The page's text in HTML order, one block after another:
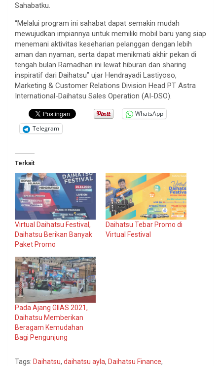
Sahabatku.
“Melalui program ini sahabat dapat semakin mudah
mewujudkan impiannya untuk memiliki mobil baru yang siap
menemani aktivitas keseharian pelanggan dengan lebih
aman dan nyaman, serta dapat menikmati akhir pekan di
tengah bulan Ramadhan ini lewat hiburan dan sharing
inspiratif dari Daihatsu” ujar Hendrayadi Lastiyoso,
Marketing & Customer Relations Division Head PT Astra
International-Daihatsu Sales Operation (AI-DSO).
WhatsApp
Telegram
Terkait
Virtual Daihatsu Festival,
Daihatsu Berikan Banyak
Paket Promo
Daihatsu Tebar Promo di
Virtual Festival
Pada Ajang GIIAS 2021,
Daihatsu Memberikan
Beragam Kemudahan
Bagi Pengunjung
Tags: Daihatsu, daihatsu ayla, Daihatsu Finance,